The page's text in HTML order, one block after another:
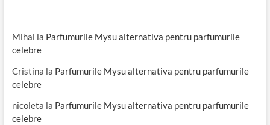
Mihai la Parfumurile Mysu alternativa pentru parfumurile
celebre
Cristina la Parfumurile Mysu alternativa pentru parfumurile
celebre
nicoleta la Parfumurile Mysu alternativa pentru parfumurile
celebre